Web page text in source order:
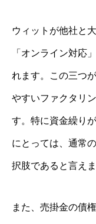
ウィットが他社と
「オンライン対応
れます。この三つ
やすいファクタリ
す。特に資金繰り
にとっては、通常
択肢であると言えま
また、売掛金の債